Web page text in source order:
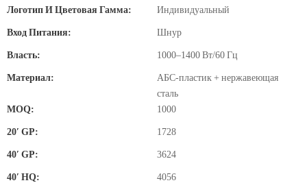
Логотип И Цветовая Гамма:
Индивидуальный
Вход Питания: Шнур
Власть: 1000–1400 Вт/60 Гц
Материал:
АБС-пластик + нержавеющая
сталь
MOQ:
1000
20′ GP: 1728
40′ GP: 3624
40′ HQ: 4056